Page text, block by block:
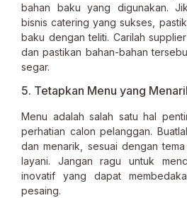
bahan baku yang digunakan.
bisnis catering yang sukses,
baku dengan teliti. Carilah
dan pastikan bahan-bahan
segar.
5. Tetapkan Menu yang
Menu adalah salah satu hal
perhatian calon pelanggan.
dan menarik, sesuai dengan
layani. Jangan ragu untuk
inovatif yang dapat
pesaing.